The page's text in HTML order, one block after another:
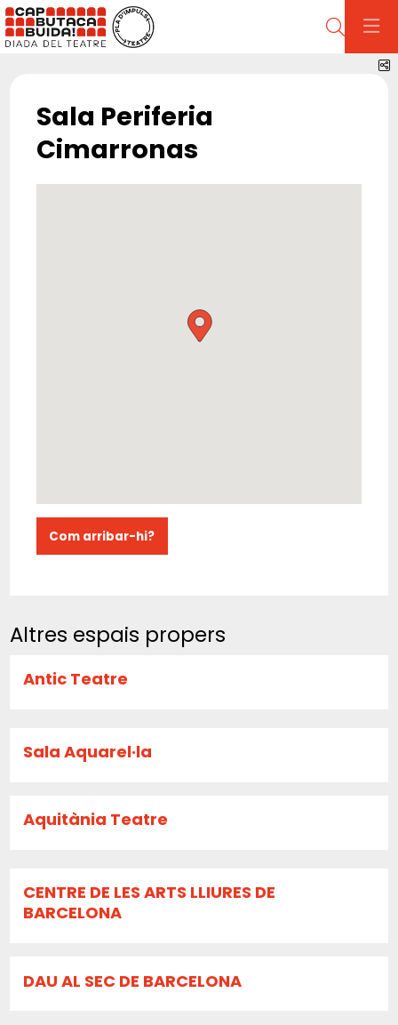
Cerca
Sala Periferia
Cimarronas
Com arribar-hi?
Altres espais propers
Antic Teatre
Sala Aquarel·la
Aquitània Teatre
CENTRE DE LES ARTS LLIURES DE
BARCELONA
DAU AL SEC DE BARCELONA